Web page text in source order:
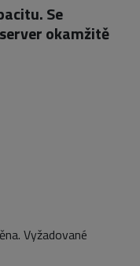
Se
okamžitě
Vyžadované